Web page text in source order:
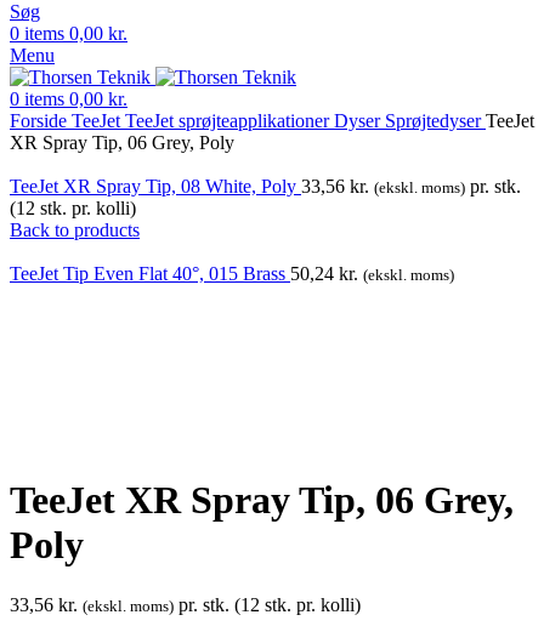
Søg
0 items 0,00 kr.
Menu
0 items 0,00 kr.
Forside TeeJet TeeJet sprøjteapplikationerDyser SprøjtedyserTeeJet
XR Spray Tip, 06 Grey, Poly
TeeJet XR Spray Tip, 08 White, Poly 33,56 kr. (ekskl. moms) pr. stk.
(12 stk. pr. kolli)
Back to products
TeeJet Tip Even Flat 40°, 015 Brass 50,24 kr. (ekskl. moms)
TeeJet XR Spray Tip, 06 Grey,
Poly
33,56 kr. (ekskl. moms) pr. stk. (12 stk. pr. kolli)